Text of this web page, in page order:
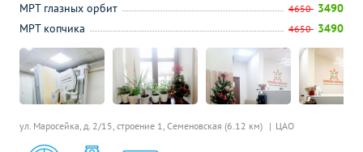
ул. Маросейка, д. 2/15, строение 1, Семеновская (6.12 км) ЦАО
МРТ глазных орбит
4650 3490
МРТ копчика
4650 3490